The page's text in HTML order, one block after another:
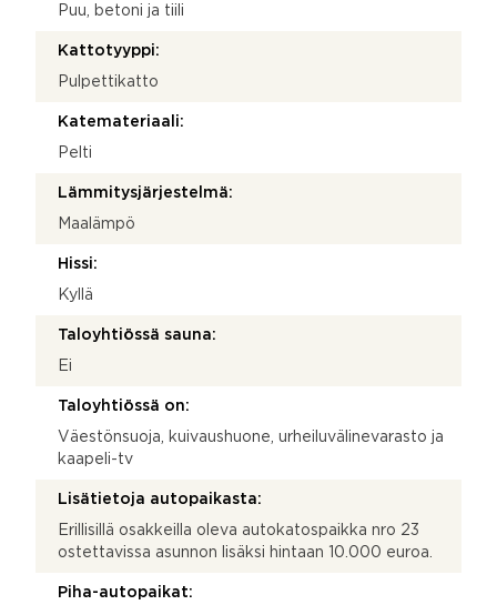
Puu, betoni ja tiili
Kattotyyppi:
Pulpettikatto
Katemateriaali:
Pelti
Lämmitysjärjestelmä:
Maalämpö
Hissi:
Kyllä
Taloyhtiössä sauna:
Ei
Taloyhtiössä on:
Väestönsuoja, kuivaushuone, urheiluvälinevarasto ja
kaapeli-tv
Lisätietoja autopaikasta:
Erillisillä osakkeilla oleva autokatospaikka nro 23
ostettavissa asunnon lisäksi hintaan 10.000 euroa.
Piha-autopaikat: